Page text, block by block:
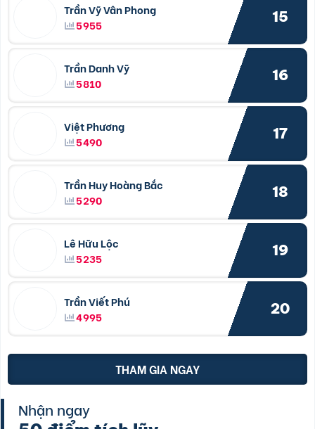
Trần Vỹ Vân Phong
5955
15
Trần Danh Vỹ
5810
16
Việt Phương
5490
17
Trần Huy Hoàng Bắc
5290
18
Lê Hữu Lộc
5235
19
Trần Viết Phú
4995
20
THAM GIA NGAY
Nhận ngay